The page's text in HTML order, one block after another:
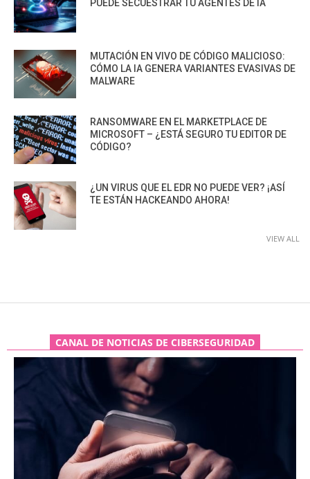
PUEDE SECUESTRAR TU AGENTES DE IA
MUTACIÓN EN VIVO DE CÓDIGO MALICIOSO:
CÓMO LA IA GENERA VARIANTES EVASIVAS DE
MALWARE
RANSOMWARE EN EL MARKETPLACE DE
MICROSOFT – ¿ESTÁ SEGURO TU EDITOR DE
CÓDIGO?
¿UN VIRUS QUE EL EDR NO PUEDE VER? ¡ASÍ
TE ESTÁN HACKEANDO AHORA!
VIEW ALL
CANAL DE NOTICIAS DE CIBERSEGURIDAD